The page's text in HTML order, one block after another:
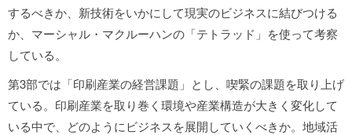
するべきか、新技術をいかにして現実のビジネスに結びつける
か、マーシャル・マクルーハンの「テトラッド」を使って考察
している。
第3部では「印刷産業の経営課題」とし、喫緊の課題を取り上げ
ている。印刷産業を取り巻く環境や産業構造が大きく変化して
いる中で、どのようにビジネスを展開していくべきか。地域活